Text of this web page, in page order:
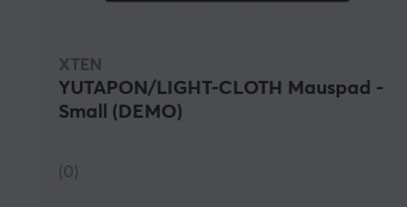
XTEN
YUTAPON/LIGHT-CLOTH Mauspad -
Small (DEMO)
(0)